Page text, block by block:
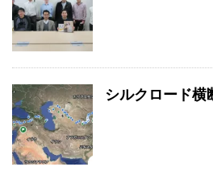
シルクロード横